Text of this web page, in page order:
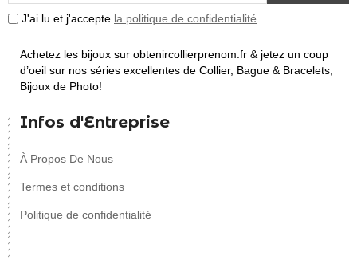
J'ai lu et j'accepte la politique de confidentialité
Achetez les bijoux sur obtenircollierprenom.fr & jetez un coup
d’oeil sur nos séries excellentes de Collier, Bague & Bracelets,
Bijoux de Photo!
Infos d'Entreprise
À Propos De Nous
Termes et conditions
Politique de confidentialité